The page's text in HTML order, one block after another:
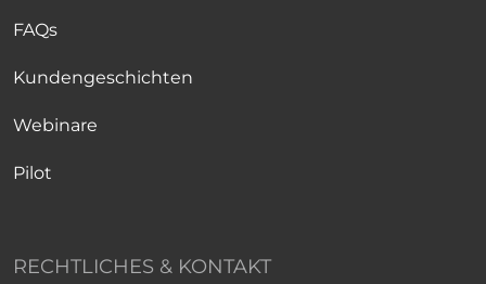
FAQs
Kundengeschichten
Webinare
Pilot
RECHTLICHES & KONTAKT